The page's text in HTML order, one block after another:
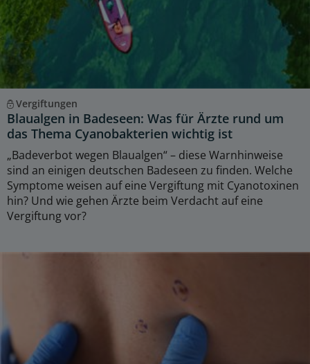
Vergiftungen
Blaualgen in Badeseen: Was für Ärzte rund um
das Thema Cyanobakterien wichtig ist
„Badeverbot wegen Blaualgen“ – diese Warnhinweise
sind an einigen deutschen Badeseen zu finden. Welche
Symptome weisen auf eine Vergiftung mit Cyanotoxinen
hin? Und wie gehen Ärzte beim Verdacht auf eine
Vergiftung vor?